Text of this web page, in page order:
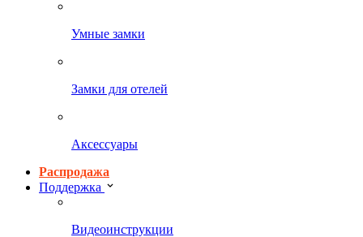
Умные замки
Замки для отелей
Аксессуары
Распродажа
Поддержка
Видеоинструкции